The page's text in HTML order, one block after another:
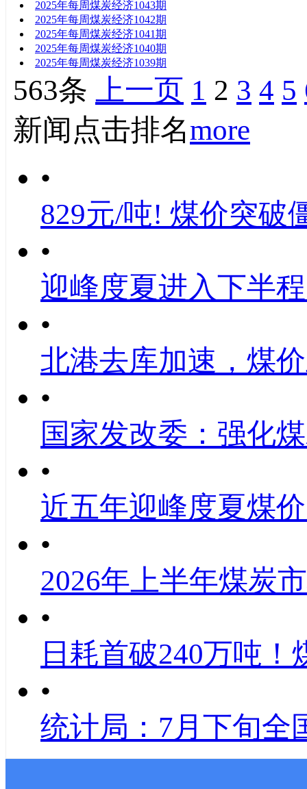
2025年每周煤炭经济1043期
2025年每周煤炭经济1042期
2025年每周煤炭经济1041期
2025年每周煤炭经济1040期
2025年每周煤炭经济1039期
563条 上一页 1 2 3 4 5
新闻点击排名more
•
829元/吨! 煤价突破
•
迎峰度夏进入下半
•
北港去库加速，煤
•
国家发改委：强化
•
近五年迎峰度夏煤
•
2026年上半年煤炭
•
日耗首破240万吨！
•
统计局：7月下旬全